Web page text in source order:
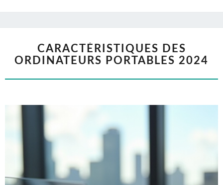
CARACTÉRISTIQUES DES
ORDINATEURS PORTABLES 2024